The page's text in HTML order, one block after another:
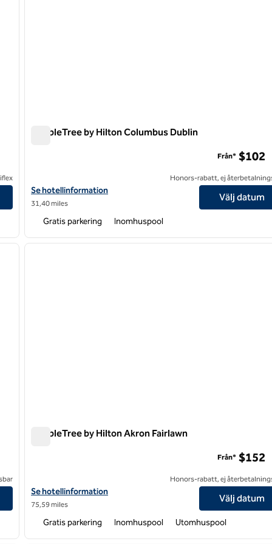
DoubleTree by Hilton Columbus Dublin
Visa hotelluppgifter för DoubleTree by Hilton Columbus Dublin
Se hotellinformation
31,40 miles
Från* $102
Honors-rabatt, ej
Välj datum
Gratis parkering Inomhuspool
nästa bild1 av 11
DoubleTree by Hilton Akron Fairlawn
Visa hotelluppgifter för DoubleTree by Hilton Akron Fairlawn
Se hotellinformation
75,59 miles
Från* $152
Honors-rabatt, ej
Välj datum
Gratis parkering Inomhuspool Utomhuspool